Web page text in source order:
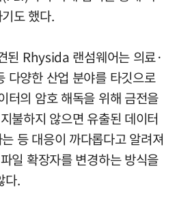
도 했다.
된 Rhysida 랜섬웨어는 의료·
다양한 산업 분야를 타깃으로
터의 암호 해독을 위해 금전을
불하지 않으면 유출된 데이터
등 대응이 까다롭다고 알려져
일 확장자를 변경하는 방식을
다.